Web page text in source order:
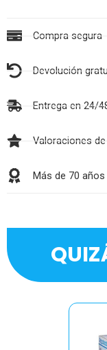
Compra segura
Devolución
Entrega en 24/
Valoraciones
Más de 70